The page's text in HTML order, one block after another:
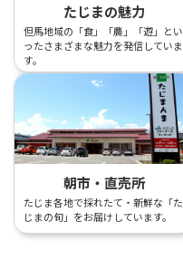
たじまの魅力
但馬地域の「食」「農」「遊」とい
ったさまざまな魅力を発信していま
す。
朝市・直売所
たじま各地で採れたて・新鮮な「た
じまの旬」をお届けしています。